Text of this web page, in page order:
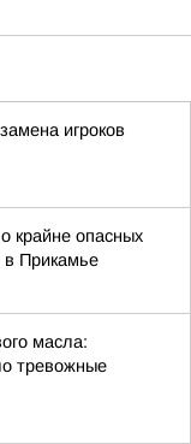
игроков
крайне опасных
в Прикамье
масла:
тревожные